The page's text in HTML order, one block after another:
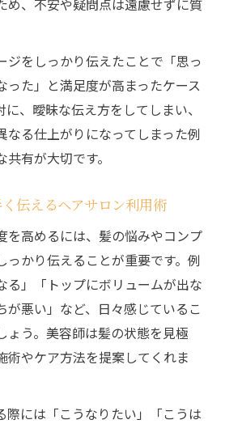
め、不安や疑問点は遠慮せずに質
ジをしっかり伝えたことで「思っ
った」と満足度が高まったケース
、曖昧な伝え方をしてしまい、
なる仕上がりになってしまった例
有が大切です。
伝えるヘアサロン利用術
を高めるには、髪の悩みやコンプ
っかり伝えることが重要です。例
る」「トップにボリュームが出な
が悪い」など、日々感じているこ
ょう。美容師は髪の状態を見極
術やケア方法を提案してくれま
際には「こうなりたい」「こうは